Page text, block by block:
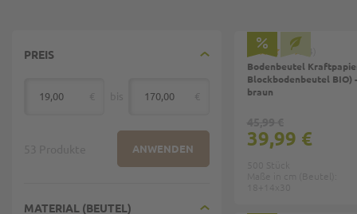
PREIS
ANWENDEN
MATERIAL (BEUTEL)
Bodenbeutel
Blockbodenbeutel BIO)
braun
39,99 €
45,99 €